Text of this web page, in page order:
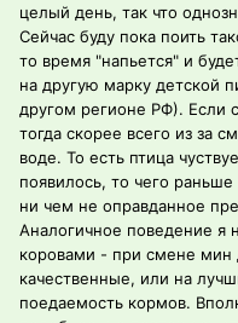
целый день, так что
Сейчас буду пока поить
то время "напьется" и
на другую марку детской
другом регионе РФ). Если
тогда скорее всего из за
воде. То есть птица
появилось, то чего
ни чем не оправданное
Аналогичное поведение я
коровами - при смене мин
качественные, или на
поедаемость кормов.